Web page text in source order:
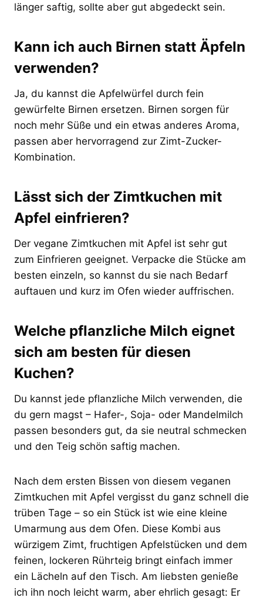
länger saftig, sollte aber gut abgedeckt sein.
Kann ich auch Birnen statt Äpfeln
verwenden?
Ja, du kannst die Apfelwürfel durch fein
gewürfelte Birnen ersetzen. Birnen sorgen für
noch mehr Süße und ein etwas anderes Aroma,
passen aber hervorragend zur Zimt-Zucker-
Kombination.
Lässt sich der Zimtkuchen mit
Apfel einfrieren?
Der vegane Zimtkuchen mit Apfel ist sehr gut
zum Einfrieren geeignet. Verpacke die Stücke am
besten einzeln, so kannst du sie nach Bedarf
auftauen und kurz im Ofen wieder auffrischen.
Welche pflanzliche Milch eignet
sich am besten für diesen
Kuchen?
Du kannst jede pflanzliche Milch verwenden, die
du gern magst – Hafer-, Soja- oder Mandelmilch
passen besonders gut, da sie neutral schmecken
und den Teig schön saftig machen.
Nach dem ersten Bissen von diesem veganen
Zimtkuchen mit Apfel vergisst du ganz schnell die
trüben Tage – so ein Stück ist wie eine kleine
Umarmung aus dem Ofen. Diese Kombi aus
würzigem Zimt, fruchtigen Apfelstücken und dem
feinen, lockeren Rührteig bringt einfach immer
ein Lächeln auf den Tisch. Am liebsten genieße
ich ihn noch leicht warm, aber ehrlich gesagt: Er